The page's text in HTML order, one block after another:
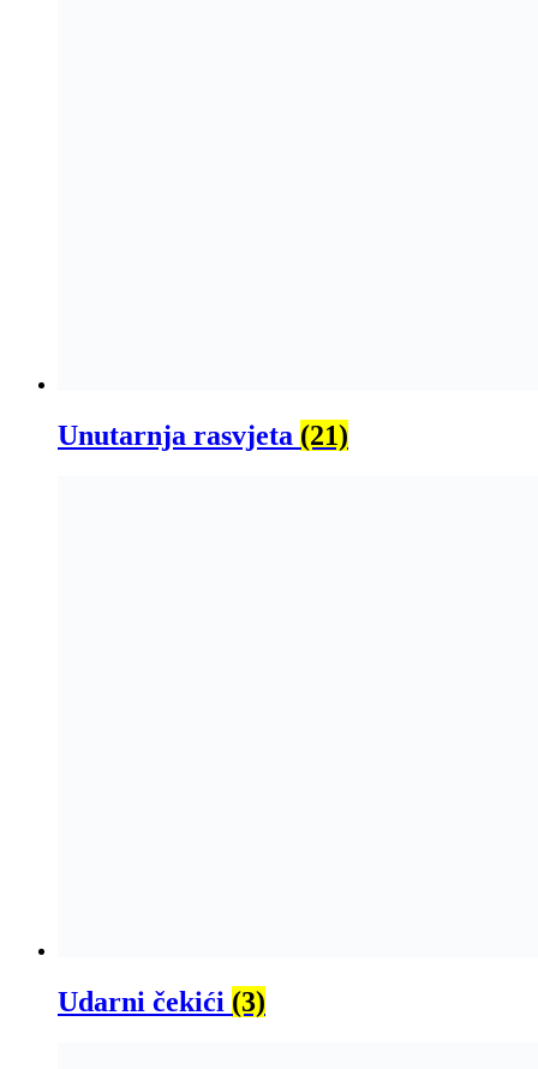
Unutarnja rasvjeta (21)
Udarni čekići (3)